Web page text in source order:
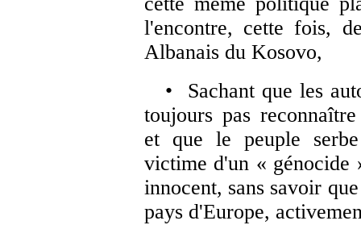
l'encontre, cette fois,
Albanais du Kosovo,
• Sachant que les
toujours pas
et que le peuple
victime d'un « génocide
innocent, sans savoir
pays d'Europe,